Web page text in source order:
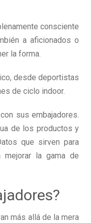
consciente
a aficionados o
la forma.
desde deportistas
de ciclo indoor.
sus embajadores.
de los productos y
que sirven para
la gama de
más allá de la mera